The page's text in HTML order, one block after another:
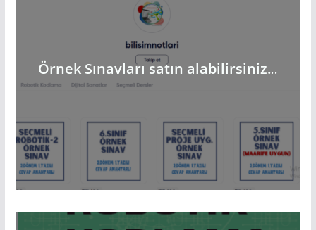
Örnek Sınavları satın alabilirsiniz...